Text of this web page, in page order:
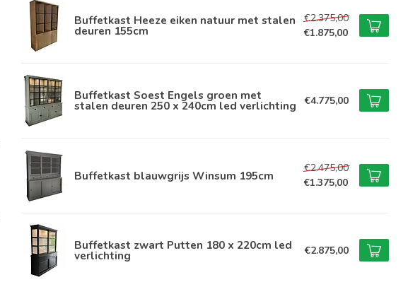
Buffetkast Heeze eiken natuur met stalen
deuren 155cm
€2.375,00
€1.875,00
Buffetkast Soest Engels groen met
stalen deuren 250 x 240cm led verlichting €4.775,00
Buffetkast blauwgrijs Winsum 195cm
€2.475,00
€1.375,00
Buffetkast zwart Putten 180 x 220cm led
verlichting €2.875,00